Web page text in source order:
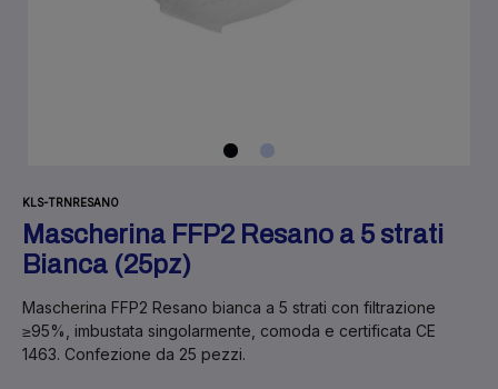
KLS-TRNRESANO
Mascherina FFP2 Resano a 5 strati
Bianca (25pz)
Mascherina FFP2 Resano bianca a 5 strati con filtrazione
≥95%, imbustata singolarmente, comoda e certificata CE
1463. Confezione da 25 pezzi.